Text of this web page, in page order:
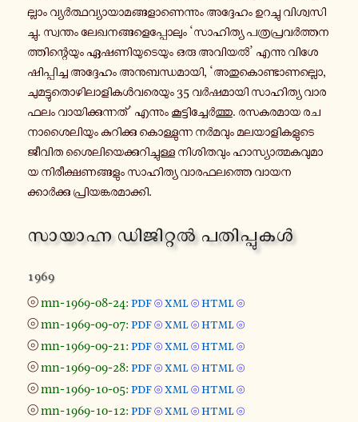
ല്ലാം വ്യര്‍ത്ഥ­വ്യാ­യാ­മ­ങ്ങ­ളാ­ണെ­ന്നും അ­ദ്ദേ­ഹം ഉ­റ­ച്ചു വി­ശ്വ­സി­
ച്ചു. സ്വ­ന്തം ലേ­ഖ­ന­ങ്ങ­ളെ­പ്പോ­ലും ‘സാ­ഹി­ത്യ പ­ത്ര­പ്ര­വര്‍ത്ത­ന­
ത്തി­ന്റെ­യും ഏ­ഷ­ണി­യു­ടെ­യും ഒരു അ­വി­യല്‍’ എന്നു വി­ശേ­
ഷി­പ്പി­ച്ച അ­ദ്ദേ­ഹം അ­നു­ബ­ന്ധ­മാ­യി, ‘അ­തു­കൊ­ണ്ടാ­ണ­ല്ലൊ,
ചു­മ­ട്ടു­തൊ­ഴി­ലാ­ളി­കള്‍വ­രെ­യും 35 വര്‍ഷ­മാ­യി സാ­ഹി­ത്യ വാ­ര­
ഫ­ലം വാ­യി­ക്കു­ന്ന­ത്’ എ­ന്നും കൂ­ട്ടി­ച്ചേര്‍ത്തു. ര­സ­ക­ര­മാ­യ ര­ച­
നാ­ശൈ­ലി­യും കു­റി­ക്കു കൊ­ള്ളു­ന്ന നര്‍മ­വും മ­ല­യാ­ളി­ക­ളു­ടെ
ജീവിത ശൈ­ലി­യെ­ക്കു­റി­ച്ചു­ള്ള നി­ശി­ത­വും ഹാ­സ്യാ­ത്മ­ക­വു­മാ­
യ നി­രീ­ക്ഷ­ണ­ങ്ങ­ളും സാ­ഹി­ത്യ വാ­ര­ഫ­ല­ത്തെ വാ­യ­ന­
ക്കാര്‍ക്കു പ്രി­യ­ങ്ക­ര­മാ­ക്കി.
സാ­യാ­ഹ്ന ഡി­ജി­റ്റൽ പ­തി­പ്പു­കൾ
1969
⦾mn-1969-08-24: pdf ⦾ xml ⦾ html ⦾
⦾mn-1969-09-07: pdf ⦾ xml ⦾ html ⦾
⦾mn-1969-09-21: pdf ⦾ xml ⦾ html ⦾
⦾mn-1969-09-28: pdf ⦾ xml ⦾ html ⦾
⦾mn-1969-10-05: pdf ⦾ xml ⦾ html ⦾
⦾mn-1969-10-12: pdf ⦾ xml ⦾ html ⦾